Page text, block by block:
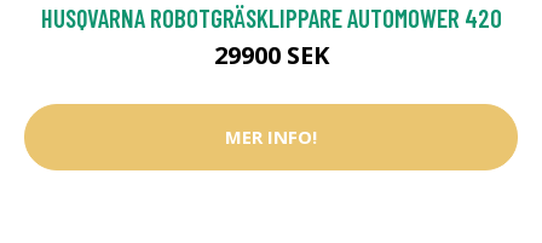
HUSQVARNA ROBOTGRÄSKLIPPARE AUTOMOWER 420
29900 SEK
MER INFO!